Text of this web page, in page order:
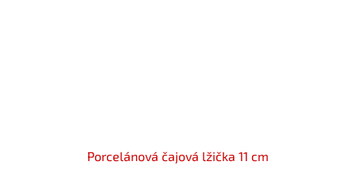
Porcelánová čajová lžička 11 cm